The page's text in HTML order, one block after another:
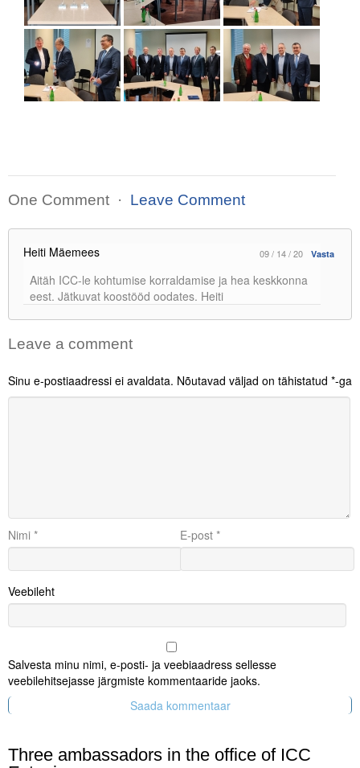
One Comment · Leave Comment
Heiti Mäemees 09 / 14 / 20
Aitäh ICC-le kohtumise korraldamise ja hea keskkonna
eest. Jätkuvat koostööd oodates. Heiti
Vasta
Leave a comment
Sinu e-postiaadressi ei avaldata. Nõutavad väljad on tähistatud *-ga
Nimi * E-post *
Veebileht
Salvesta minu nimi, e-posti- ja veebiaadress sellesse
veebilehitsejasse järgmiste kommentaaride jaoks.
Three ambassadors in the office of ICC